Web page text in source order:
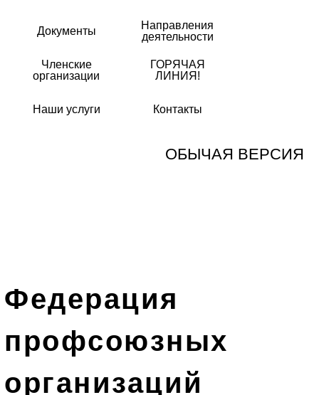
Документы
Направления
деятельности
Членские
организации
ГОРЯЧАЯ
ЛИНИЯ!
Наши услуги Контакты
ОБЫЧАЯ ВЕРСИЯ
Федерация
профсоюзных
организаций